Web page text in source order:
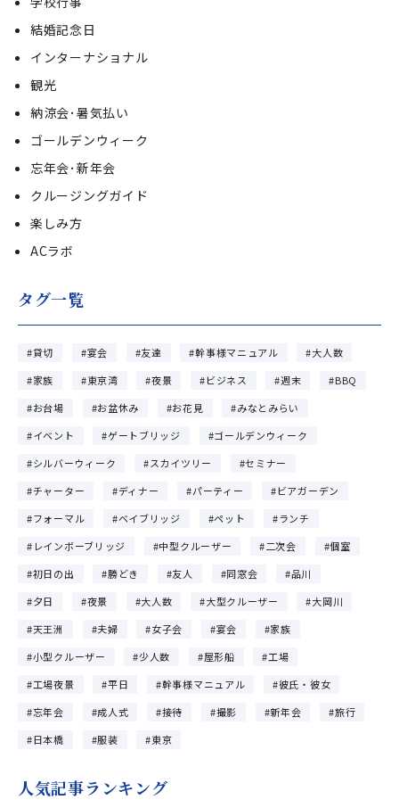
結婚記念日
インターナショナル
観光
納涼会･暑気払い
ゴールデンウィーク
忘年会･新年会
クルージングガイド
楽しみ方
ACラボ
タグ一覧
貸切 宴会 友達 幹事様マニュアル
大人数
家族
東京湾 夜景 ビジネス 週末
BBQ
お台場
お盆休み お花見
みなとみらい
イベント
ゲートブリッジ
ゴールデンウィーク
シルバーウィーク
スカイツリー
セミナー
チャーター
ディナー パーティー
ビアガーデン
フォーマル
ベイブリッジ ペット
ランチ
レインボーブリッジ
中型クルーザー 二次会
個室
初日の出
勝どき 友人 同窓会
品川
夕日
夜景 大人数 大型クルーザー
大岡川
天王洲
夫婦 女子会 宴会
家族
小型クルーザー
少人数 屋形船
工場
工場夜景
平日 幹事様マニュアル
彼氏・彼女
忘年会
成人式 接待 撮影 新年会
旅行
日本橋
服装 東京
人気記事ランキング